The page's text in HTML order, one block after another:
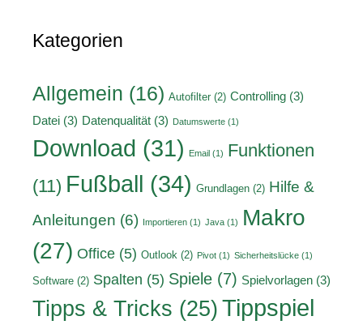
Kategorien
Allgemein (16) Autofilter (2) Controlling (3)
Datei (3) Datenqualität (3) Datumswerte (1)
Download (31) Email (1) Funktionen
(11) Fußball (34) Grundlagen (2) Hilfe &
Anleitungen (6) Importieren (1) Java (1)
Makro
(27) Office (5) Outlook (2) Pivot (1) Sicherheitslücke (1)
Software (2) Spalten (5) Spiele (7) Spielvorlagen (3)
Tipps & Tricks (25)Tippspiel